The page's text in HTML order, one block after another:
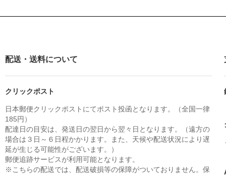
配送・送料について
クリックポスト
日本郵便クリックポストにてポスト投函となります。（全国一律
185円）
配達日の目安は、発送日の翌日から翌々日となります。（遠方の
場合は３日～６日程かかります。また、天候や配送状況により遅
延が生じる可能性がございます。）
郵便追跡サービスが利用可能となります。
※こちらの配送では、配送破損等の保障がついておりません。保